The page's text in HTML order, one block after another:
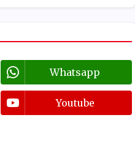
Whatsapp
Youtube